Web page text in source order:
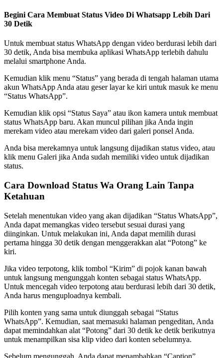
Begini Cara Membuat Status Video Di Whatsapp Lebih Dari
30 Detik
Untuk membuat status WhatsApp dengan video berdurasi lebih dari
30 detik, Anda bisa membuka aplikasi WhatsApp terlebih dahulu
melalui smartphone Anda.
Kemudian klik menu “Status” yang berada di tengah halaman utama
akun WhatsApp Anda atau geser layar ke kiri untuk masuk ke menu
“Status WhatsApp”.
Kemudian klik opsi “Status Saya” atau ikon kamera untuk membuat
status WhatsApp baru. Akan muncul pilihan jika Anda ingin
merekam video atau merekam video dari galeri ponsel Anda.
Anda bisa merekamnya untuk langsung dijadikan status video, atau
klik menu Galeri jika Anda sudah memiliki video untuk dijadikan
status.
Cara Download Status Wa Orang Lain Tanpa
Ketahuan
Setelah menentukan video yang akan dijadikan “Status WhatsApp”,
Anda dapat memangkas video tersebut sesuai durasi yang
diinginkan. Untuk melakukan ini, Anda dapat memilih durasi
pertama hingga 30 detik dengan menggerakkan alat “Potong” ke
kiri.
Jika video terpotong, klik tombol “Kirim” di pojok kanan bawah
untuk langsung mengunggah konten sebagai status WhatsApp.
Untuk mencegah video terpotong atau berdurasi lebih dari 30 detik,
Anda harus menguploadnya kembali.
Pilih konten yang sama untuk diunggah sebagai “Status
WhatsApp”. Kemudian, saat memasuki halaman pengeditan, Anda
dapat memindahkan alat “Potong” dari 30 detik ke detik berikutnya
untuk menampilkan sisa klip video dari konten sebelumnya.
Sebelum mengunggah, Anda dapat menambahkan “Caption”